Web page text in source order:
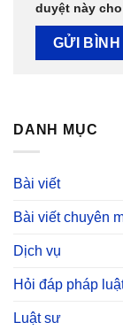
duyệt này
DANH MỤC
Bài viết
Bài viết chuyên
Dịch vụ
Hỏi đáp pháp
Luật sư